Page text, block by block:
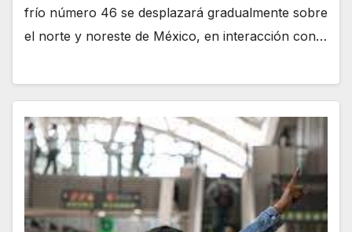
frío número 46 se desplazará gradualmente sobre
el norte y noreste de México, en interacción con…